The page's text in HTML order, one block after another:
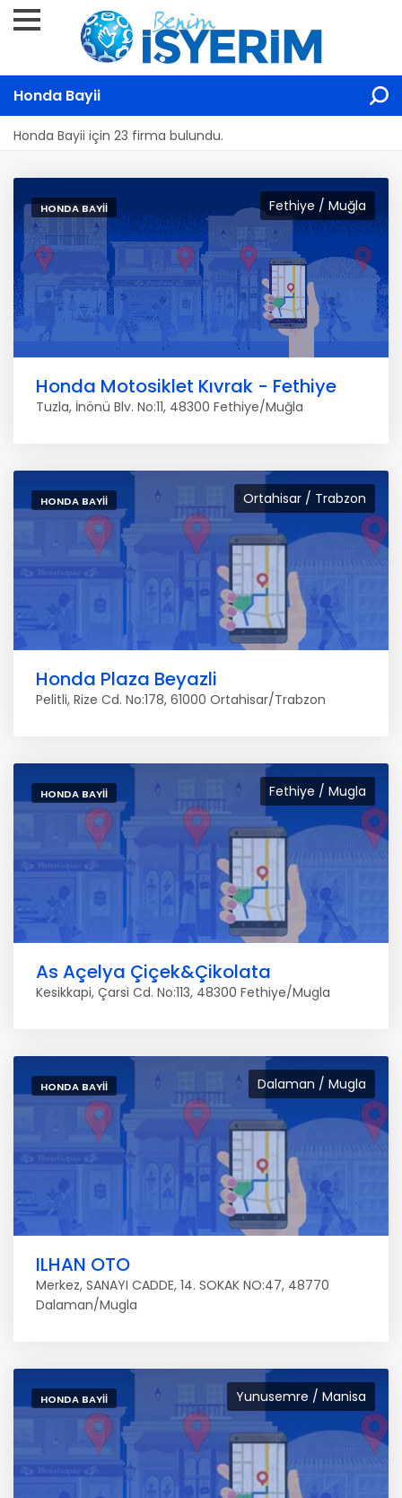
Honda Bayii
Honda Bayii için 23 firma bulundu.
Fethiye / Muğla
HONDA BAYII
Honda Motosiklet Kıvrak - Fethiye
Tuzla, İnönü Blv. No:11, 48300 Fethiye/Muğla
Ortahisar / Trabzon
HONDA BAYII
Honda Plaza Beyazli
Pelitli, Rize Cd. No:178, 61000 Ortahisar/Trabzon
Fethiye / Mugla
HONDA BAYII
As Açelya Çiçek&Çikolata
Kesikkapi, Çarsi Cd. No:113, 48300 Fethiye/Mugla
Dalaman / Mugla
HONDA BAYII
ILHAN OTO
Merkez, SANAYI CADDE, 14. SOKAK NO:47, 48770
Dalaman/Mugla
Yunusemre / Manisa
HONDA BAYII